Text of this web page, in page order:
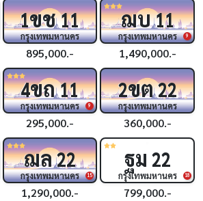
1ขช11
กรุงเทพมหานคร
895,000.-
9
ฌบ11
กรุงเทพมหานคร
1,490,000.-
9
4ขถ11
กรุงเทพมหานคร
295,000.-
2ขต22
กรุงเทพมหานคร
360,000.-
15
ฌล22
กรุงเทพมหานคร
1,290,000.-
18
ฐม 22
กรุงเทพมหานคร
799,000.-